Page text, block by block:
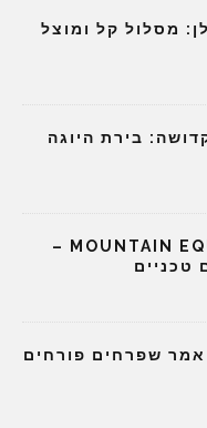
מסלול קל ומוצל
בירת היוגה
מבחן שטח: MOUNTAIN EQUIPMENT COMICI –
טכניים
אמר שפרחים פורחים